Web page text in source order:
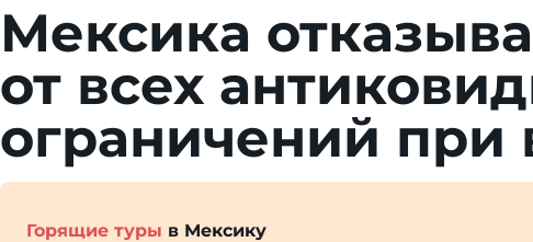
Мексика
от всех
ограничений при
Горящие туры в Мексику